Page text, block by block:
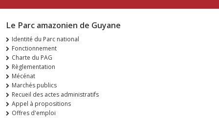
Le Parc amazonien de Guyane
Identité du Parc national
Fonctionnement
Charte du PAG
Règlementation
Mécénat
Marchés publics
Recueil des actes administratifs
Appel à propositions
Offres d'emploi